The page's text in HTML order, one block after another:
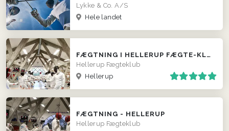
Lykke & Co. A/S
Hele landet
FÆGTNING I HELLERUP FÆGTE-KLUB
Hellerup Fægteklub
Hellerup
FÆGTNING - HELLERUP
Hellerup Fægteklub